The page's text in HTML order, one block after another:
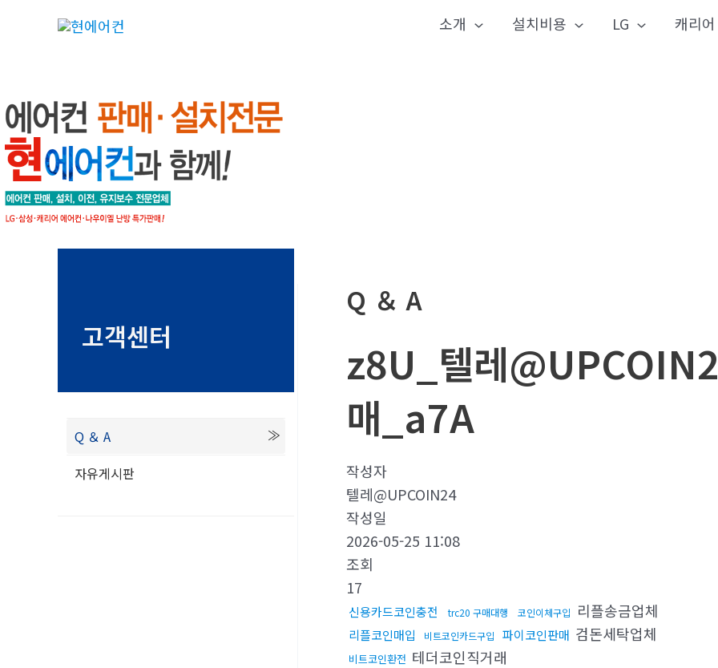
건
너
뛰
기
소개 설치비용 LG 캐리어
고객센터
Q ＆ A
자유게시판
Q ＆ A
z8U_텔레
매_a7A
작성자
텔레@UPCOIN24
작성일
2026-05-25 11:08
조회
17
신용카드코인충전 trc20 구매대행 코인이체구입 리플송금업체
리플코인매입 비트코인카드구입 파이코인판매 검돈세탁업체
비트코인환전 테더코인직거래